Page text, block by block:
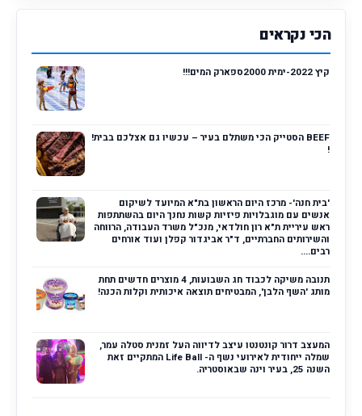
הכי נקראים
קיץ 2022-ימית 2000ספארק המים!!!
BEEF הסטייק הכי משתלם בעיר – עכשיו גם אצלכם בבית!
!
'בית חנה'- מרכז היום הראשון בת"א המיועד לשיקום
אנשים עם מוגבלויות פיזיות קשות נחנך היום בהשתתפות
ראש עיריית ת"א רון חולדאי, מנכ"ל משרד העבודה, הרווחה
והשירותים החברתיים, ד"ר אביגדור קפלן ועוד אורחים
רבים....
תנובה משיקה לכבוד חג השבועות, 4 מוצרים חדשים תחת
מותג 'השף הלבן', המבטיחים תוצאה איכותית וקלות הכנה!
המעצב דרור קונטנטו עיצב לדיווה העל זמנית סטלה עמר,
שמלה ייחודית לאירועי נשף ה- Life Ball המתקיים זאת
השנה 25, בעיר וינה שבאוסטריה.